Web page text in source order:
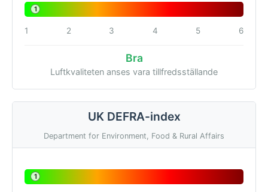
1
1 2 3 4 5 6
Bra
Luftkvaliteten anses vara tillfredsställande
UK DEFRA-index
Department for Environment, Food & Rural Affairs
1